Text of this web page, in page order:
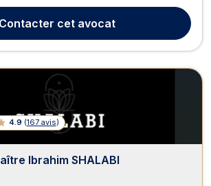
pénal, droit routier et dommage
réactivité, humanité et passi...
Contacter cet avocat
4.9 (167 avis)
Ibrahim SHALABI